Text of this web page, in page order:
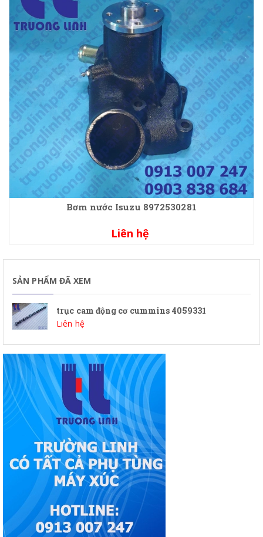
Bơm nước Isuzu 8972530281
Liên hệ
SẢN PHẨM ĐÃ XEM
trục cam động cơ cummins 4059331
Liên hệ